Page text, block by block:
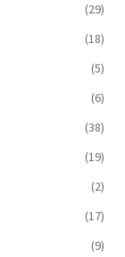
(29)
(18)
(5)
(6)
(38)
(19)
(2)
(17)
(9)